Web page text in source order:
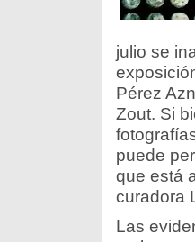
julio se
Pérez
Zout. Si
puede
que está
curadora
Las